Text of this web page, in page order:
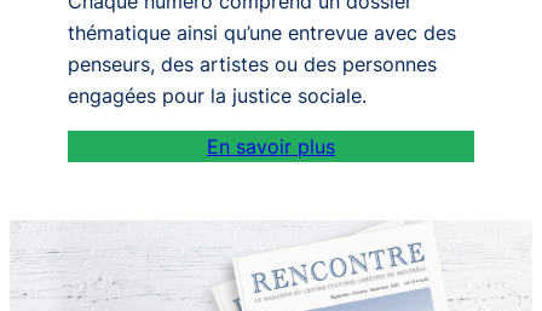
thématique ainsi qu’une entrevue avec des
penseurs, des artistes ou des personnes
engagées pour la justice sociale.
En savoir plus